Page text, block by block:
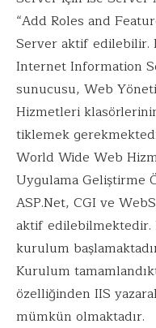
“Add Roles and
Server aktif edilebilir.
Internet Information
sunucusu, Web
Hizmetleri
tiklemek
World Wide Web
Uygulama Geliştirme
ASP.Net, CGI ve
aktif edilebilmektedir.
kurulum
Kurulum
özelliğinden IIS
mümkün olmaktadır.